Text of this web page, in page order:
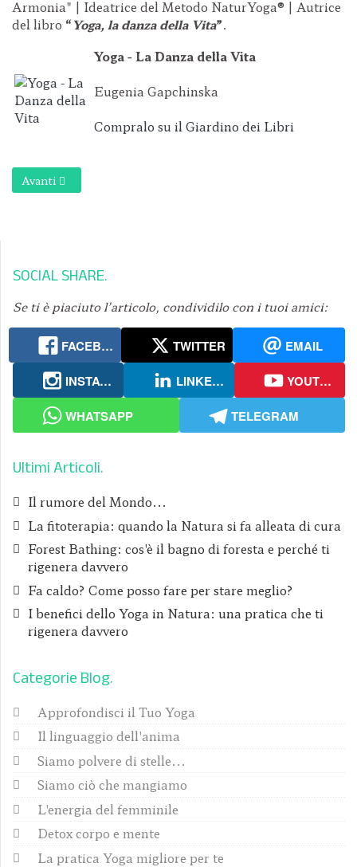
Armonia" | Ideatrice del Metodo NaturYoga® | Autrice
del libro “Yoga, la danza della Vita”.
Yoga - La Danza della Vita
Eugenia Gapchinska
Compralo su il Giardino dei Libri
Articolo successivo: Shankaprakshalana
Avanti
SOCIAL SHARE
Se ti è piaciuto l’articolo, condividilo con i tuoi amici:
FACEBOOK TWITTER
EMAIL
INSTAGRAM
LINKEDIN
YOUTUBE
WHATSAPP
TELEGRAM
Ultimi Articoli
Il rumore del Mondo...
La fitoterapia: quando la Natura si fa alleata di cura
Forest Bathing: cos'è il bagno di foresta e perché ti
rigenera davvero
Fa caldo? Come posso fare per stare meglio?
I benefici dello Yoga in Natura: una pratica che ti
rigenera davvero
Categorie Blog
Approfondisci il Tuo Yoga
Il linguaggio dell'anima
Siamo polvere di stelle...
Siamo ciò che mangiamo
L'energia del femminile
Detox corpo e mente
La pratica Yoga migliore per te